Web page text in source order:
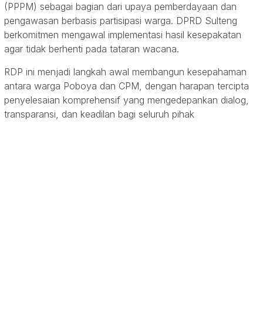
(PPPM) sebagai bagian dari upaya pemberdayaan dan
pengawasan berbasis partisipasi warga. DPRD Sulteng
berkomitmen mengawal implementasi hasil kesepakatan
agar tidak berhenti pada tataran wacana.
RDP ini menjadi langkah awal membangun kesepahaman
antara warga Poboya dan CPM, dengan harapan tercipta
penyelesaian komprehensif yang mengedepankan dialog,
transparansi, dan keadilan bagi seluruh pihak